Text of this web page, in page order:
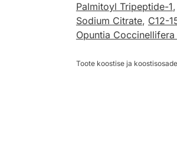
Palmitoyl Tripeptide-1,
Sodium Citrate, C12-
Opuntia
Toote koostise ja